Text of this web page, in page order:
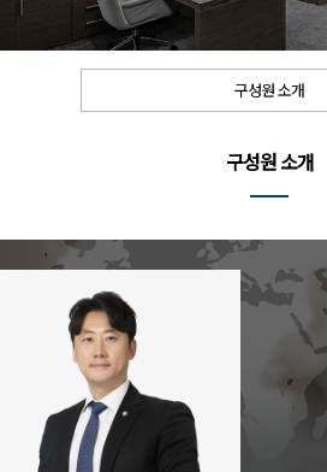
구성원 소개
구성원 소개